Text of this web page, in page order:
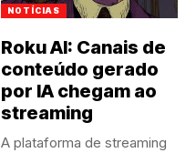
NOTÍCIAS
Roku AI: Canais de
conteúdo gerado
por IA chegam ao
streaming
A plataforma de streaming